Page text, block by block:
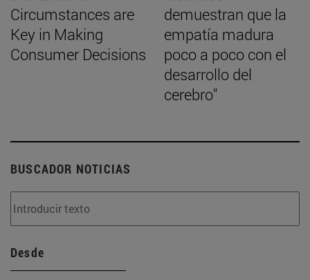
Circumstances are
Key in Making
Consumer Decisions
demuestran que la
empatía madura
poco a poco con el
desarrollo del
cerebro"
BUSCADOR NOTICIAS
Desde